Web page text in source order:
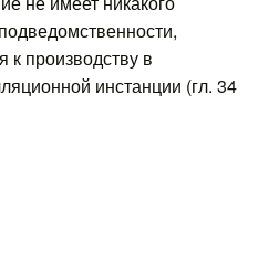
к производству в
инстанции (гл. 34